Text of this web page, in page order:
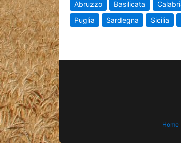
Abruzzo Basilicata
Puglia
Sardegna Sicilia
Home